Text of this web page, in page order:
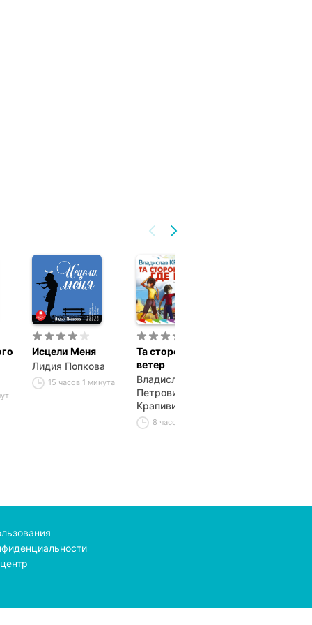
Исцели Меня
Лидия Попкова
15 часов 1 минута
Та сторона, где
ветер
Владислав
Петрович
Крапивин
8 часов 29 минут